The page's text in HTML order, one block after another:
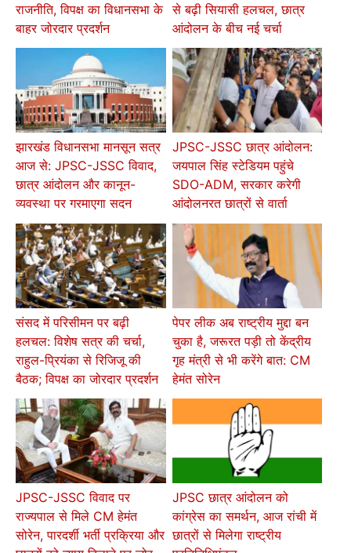
राजनीति, विपक्ष का विधानसभा के
बाहर जोरदार प्रदर्शन
से बढ़ी सियासी हलचल, छात्र
आंदोलन के बीच नई चर्चा
झारखंड विधानसभा मानसून सत्र
आज से: JPSC-JSSC विवाद,
छात्र आंदोलन और कानून-
व्यवस्था पर गरमाएगा सदन
JPSC-JSSC छात्र आंदोलन:
जयपाल सिंह स्टेडियम पहुंचे
SDO-ADM, सरकार करेगी
आंदोलनरत छात्रों से वार्ता
संसद में परिसीमन पर बढ़ी
हलचल: विशेष सत्र की चर्चा,
राहुल-प्रियंका से रिजिजू की
बैठक; विपक्ष का जोरदार प्रदर्शन
पेपर लीक अब राष्ट्रीय मुद्दा बन
चुका है, जरूरत पड़ी तो केंद्रीय
गृह मंत्री से भी करेंगे बात: CM
हेमंत सोरेन
JPSC-JSSC विवाद पर
राज्यपाल से मिले CM हेमंत
सोरेन, पारदर्शी भर्ती प्रक्रिया और
JPSC छात्र आंदोलन को
कांग्रेस का समर्थन, आज रांची में
छात्रों से मिलेगा राष्ट्रीय